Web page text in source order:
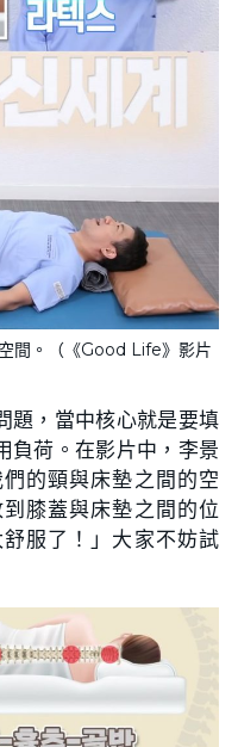
間。（《Good Life》影片
題，當中核心就是要填
負荷。在影片中，李景
的頸與床墊之間的空
膝蓋與床墊之間的位
服了！」大家不妨試